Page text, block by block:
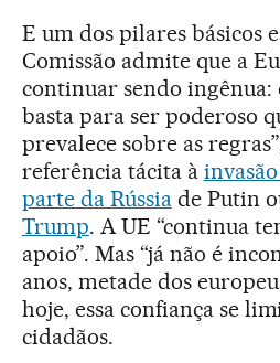
E um dos pilares básicos
Comissão admite que a
continuar sendo ingênua:
basta para ser poderoso
prevalece sobre as
referência tácita à
parte da Rússiade Putin
Trump. A UE “continua
apoio”. Mas “já não é
anos, metade dos
hoje, essa confiança se
cidadãos.